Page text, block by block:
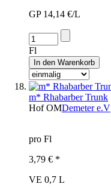
GP 14,14 €/L
Fl
m* Rhabarber Trunk
Hof OMDemeter e.V
pro Fl
3,79 € *
VE 0,7 L